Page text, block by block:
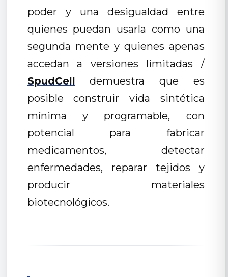
poder y una desigualdad entre
quienes puedan usarla como una
segunda mente y quienes apenas
accedan a versiones limitadas /
SpudCell demuestra que es
posible construir vida sintética
mínima y programable, con
potencial para fabricar
medicamentos, detectar
enfermedades, reparar tejidos y
producir materiales
biotecnológicos.